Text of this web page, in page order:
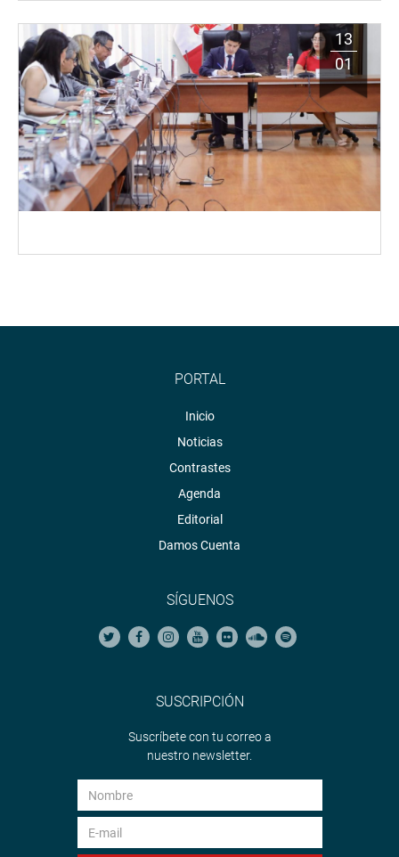
13
01
PORTAL
Inicio
Noticias
Contrastes
Agenda
Editorial
Damos Cuenta
SÍGUENOS
SUSCRIPCIÓN
Suscríbete con tu correo a
nuestro newsletter.